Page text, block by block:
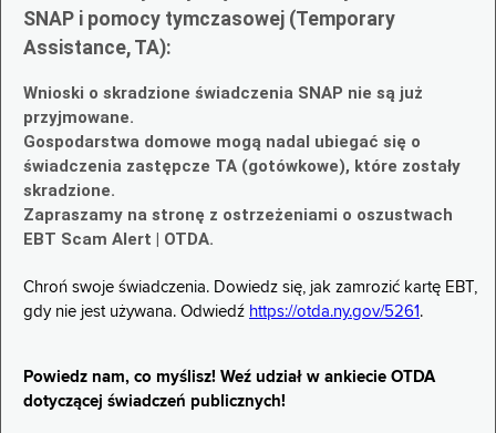
SNAP i pomocy tymczasowej (Temporary
Assistance, TA):
Wnioski o skradzione świadczenia SNAP nie są już
przyjmowane.
Gospodarstwa domowe mogą nadal ubiegać się o
świadczenia zastępcze TA (gotówkowe), które zostały
skradzione.
Zapraszamy na stronę z ostrzeżeniami o oszustwach
EBT Scam Alert | OTDA.
Chroń swoje świadczenia. Dowiedz się, jak zamrozić kartę EBT,
gdy nie jest używana. Odwiedź https://otda.ny.gov/5261 .
Powiedz nam, co myślisz! Weź udział w ankiecie OTDA
dotyczącej świadczeń publicznych!